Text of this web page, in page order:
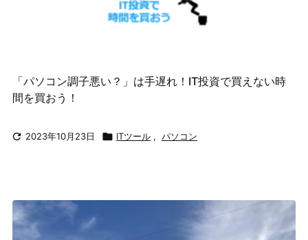
「パソコン調子悪い？」は手遅れ！IT投資で買えない時
間を買おう！
 2023年10月23日  ITツール , パソコン